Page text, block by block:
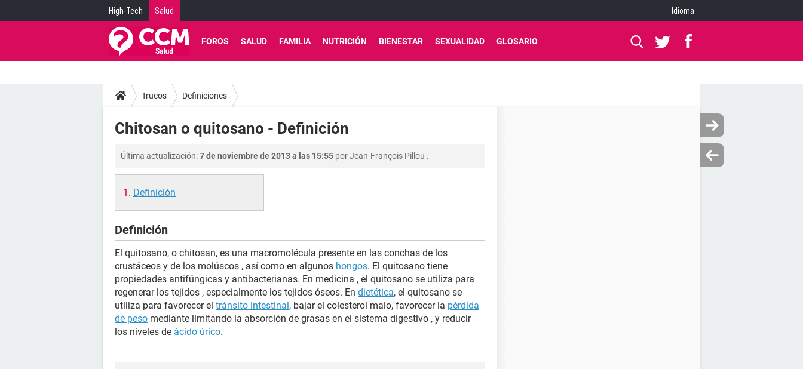
High-Tech Salud Idioma
FOROS SALUD FAMILIA NUTRICIÓN BIENESTAR SEXUALIDAD GLOSARIO
Trucos Definiciones
Chitosan o quitosano - Definición
Última actualización:7 de noviembre de 2013 a las 15:55 porJean-François Pillou .
Definición
Definición
El quitosano, o chitosan, es una macromolécula presente en las conchas de los
crustáceos y de los molúscos , así como en algunos hongos. El quitosano tiene
propiedades antifúngicas y antibacterianas. En medicina , el quitosano se utiliza para
regenerar los tejidos , especialmente los tejidos óseos. En dietética, el quitosano se
utiliza para favorecer el tránsito intestinal, bajar el colesterol malo, favorecer la pérdida
de peso mediante limitando la absorción de grasas en el sistema digestivo , y reducir
los niveles de ácido úrico.